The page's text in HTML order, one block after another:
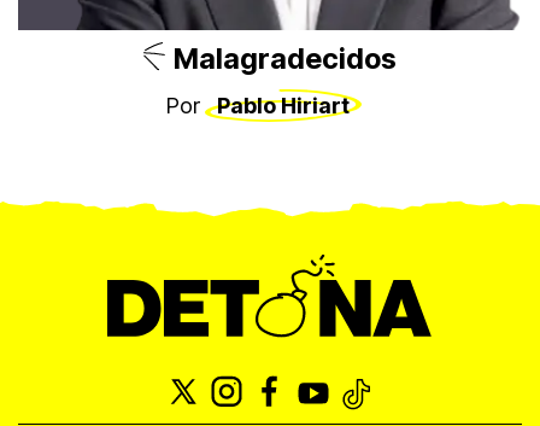
Malagradecidos
Por Pablo Hiriart